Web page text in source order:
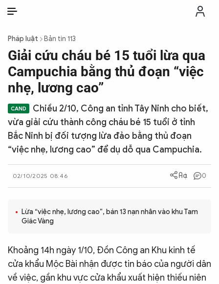
THỜI SỰ
CHỐNG DIỄN BIẾN HÒA BÌNH
CÔNG AN TRONG LÒNG DÂN
XÃ HỘI
VĂN HÓA - THỂ THAO
Pháp luật Bản tin 113
Giải cứu cháu bé 15 tuổi lừa qua
Campuchia bằng thủ đoạn “việc
nhẹ, lương cao”
Chiều 2/10, Công an tỉnh Tây Ninh cho biết,
vừa giải cứu thành công cháu bé 15 tuổi ở tỉnh
Bắc Ninh bị đối tượng lừa đảo bằng thủ đoạn
“việc nhẹ, lương cao” để dụ dỗ qua Campuchia.
02/10/2025 08:46 0
Lừa “việc nhẹ, lương cao”, bán 13 nạn nhân vào khu Tam
Giác Vàng
Khoảng 14h ngày 1/10, Đồn Công an Khu kinh tế
cửa khẩu Mộc Bài nhận được tin báo của người dân
về việc, gần khu vực cửa khẩu xuất hiện thiếu niên